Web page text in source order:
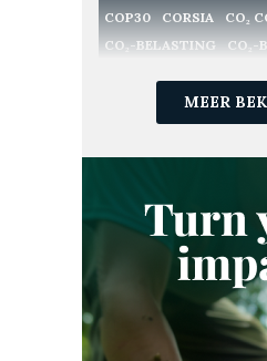
COP30
CORSIA
CO₂
CO₂-BELASTING
CO₂-
CO₂-EMISSIES
CO₂-
CO₂-LANDBOUW
CO₂-
CO₂-PROJECT
CO₂-
DUITSLAND
DUURZAAMHEID
DUURZAME LANDBOUW
ETS EU ETS
EUROPESE UNIE
MEER